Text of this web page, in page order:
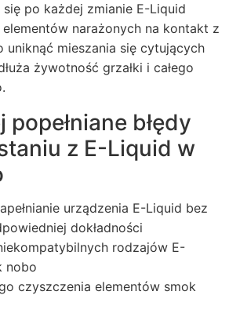
po każdej zmianie E-Liquid
narażonych na kontakt z
uniknąć mieszania się cytujących
żywotność grzałki i całego
błędy
z E-Liquid w
urządzenia E-Liquid bez
dokładności
rodzajów E-
nobo
czyszczenia elementów smok